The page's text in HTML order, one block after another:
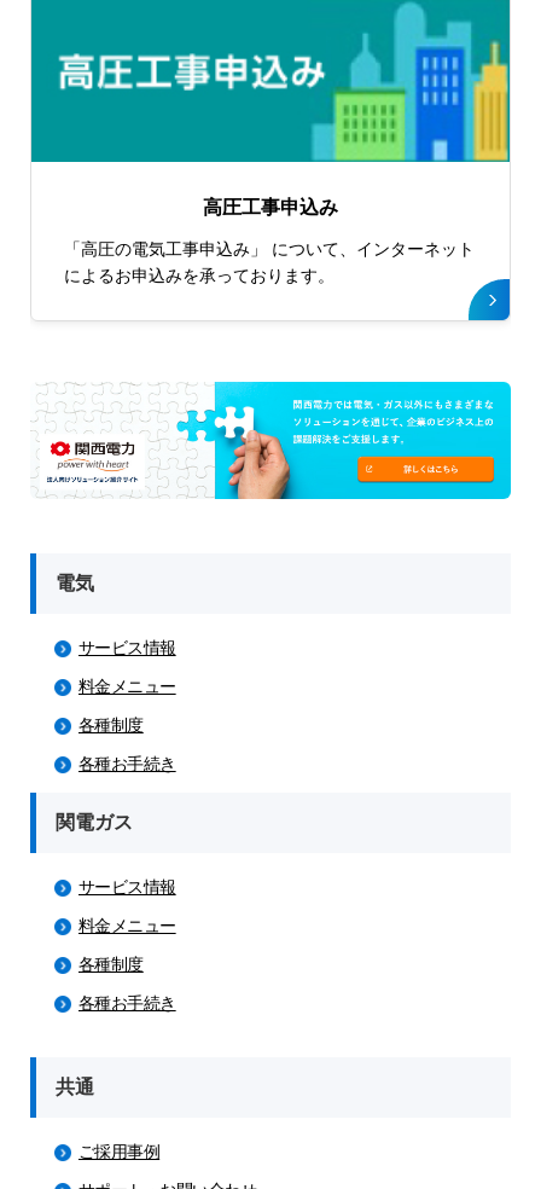
高圧工事申込み
「高圧の電気工事申込み」 について、インターネット
によるお申込みを承っております。
電気
サービス情報
料金メニュー
各種制度
各種お手続き
関電ガス
サービス情報
料金メニュー
各種制度
各種お手続き
共通
ご採用事例